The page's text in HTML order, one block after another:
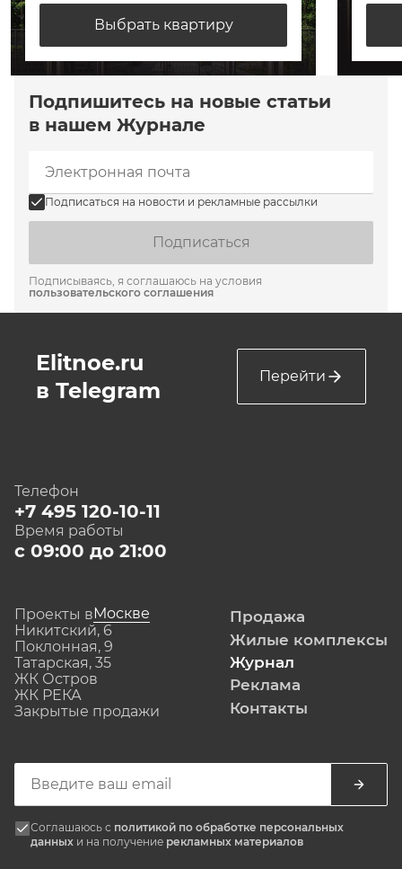
Выбрать квартиру
Подпишитесь на новые статьи
в нашем Журнале
Подписаться на новости и рекламные рассылки
Подписаться
Подписываясь, я соглашаюсь на условия
пользовательского соглашения
Elitnoe.ru
в Telegram
Перейти
Телефон
+7 495 120-10-11
Время работы
с 09:00 до 21:00
Проекты вМоскве
Никитский, 6
Поклонная, 9
Татарская, 35
ЖК Остров
ЖК РЕКА
Закрытые продажи
Продажа
Жилые комплексы
Журнал
Реклама
Контакты
Соглашаюсь с политикой по обработке персональных
данных и на получение рекламных материалов